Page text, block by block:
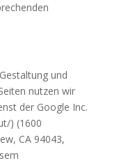
und
nutzen wir
der Google Inc.
) (1600
CA 94043,